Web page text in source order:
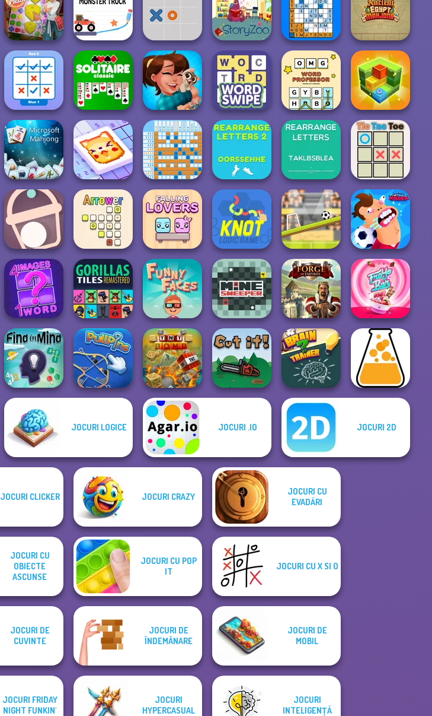
Memory Match
Puzzle
Bubble Shooter
Free 2
Mahjong Time Mahjong Real Epic Blast Pipe Mania
Cook and Match:
Sara's Adventu...
Brain For
Monster Truck
Treze Tic Tac Toe StoryZoo Games Wordoku
Ancient Egypt
Mahjong
Tick Cross 2
Players
Solitaire Classic Mahjong Story 2 Word Swipe
Professor
Box Run
Microsoft
Mahjong
Nonogram
Jigsaw
Classic
Nonogram
Rearrange
Letters 2
Rearrange
Letters
Tic Tac Toe 4
Player
Bucket Ball Arrower Falling Lovers Knot Logic Rotate Soccer Football Killer
4 Pics 1 Word Gorillaz Tiles Funny Faces Mine Sweeper Forge of Empires
Find In Mind TNT Bomb Brain Trainer 2
JOCURI LOGICE JOCURI .IO JOCURI 2D
JOCURI CLICKER JOCURI CRAZY
JOCURI CU
EVADĂRI
JOCURI CU
OBIECTE
ASCUNSE
JOCURI CU POP
IT
JOCURI CU X SI 0
JOCURI DE
CUVINTE
JOCURI DE
ÎNDEMÂNARE
JOCURI DE
MOBIL
JOCURI FRIDAY
NIGHT FUNKIN'
JOCURI
HYPERCASUAL
JOCURI
INTELIGENȚĂ